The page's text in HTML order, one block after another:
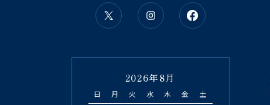
2026年8月
日 月 火 水 木 金 土